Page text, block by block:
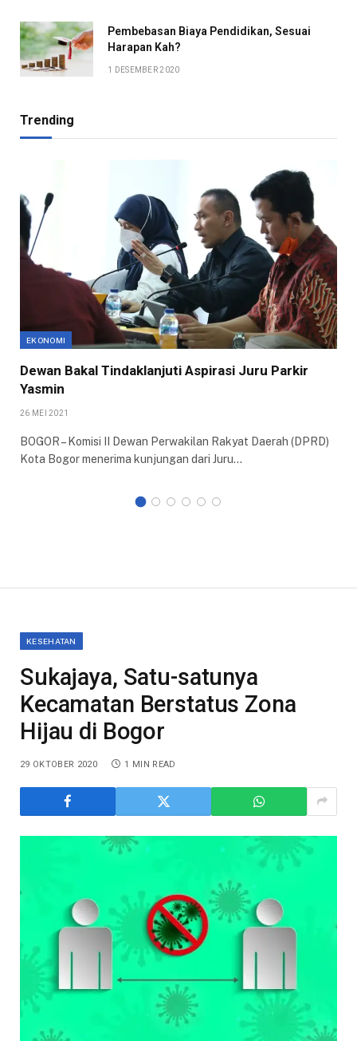
Pembebasan Biaya Pendidikan, Sesuai
Harapan Kah?
1 DESEMBER 2020
Trending
EKONOMI
Dewan Bakal Tindaklanjuti Aspirasi Juru Parkir
Yasmin
26 MEI 2021
BOGOR – Komisi II Dewan Perwakilan Rakyat Daerah (DPRD)
Kota Bogor menerima kunjungan dari Juru…
KESEHATAN
Sukajaya, Satu-satunya
Kecamatan Berstatus Zona
Hijau di Bogor
29 OKTOBER 2020 1 MIN READ